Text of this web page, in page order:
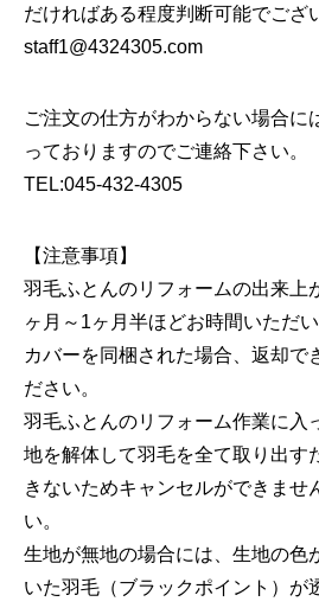
だければある程度判断可能でござ
staff1@4324305.com
ご注文の仕方がわからない場合に
っておりますのでご連絡下さい。
TEL:045-432-4305
【注意事項】
羽毛ふとんのリフォームの出来上
ヶ月～1ヶ月半ほどお時間いただい
カバーを同梱された場合、返却で
ださい。
羽毛ふとんのリフォーム作業に入
地を解体して羽毛を全て取り出す
きないためキャンセルができませ
い。
生地が無地の場合には、生地の色
いた羽毛（ブラックポイント）が